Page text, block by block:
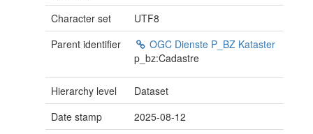
Character set
UTF8
Parent identifier
OGC Dienste P_BZ Kataster
p_bz:Cadastre
Hierarchy level
Dataset
Date stamp
2025-08-12